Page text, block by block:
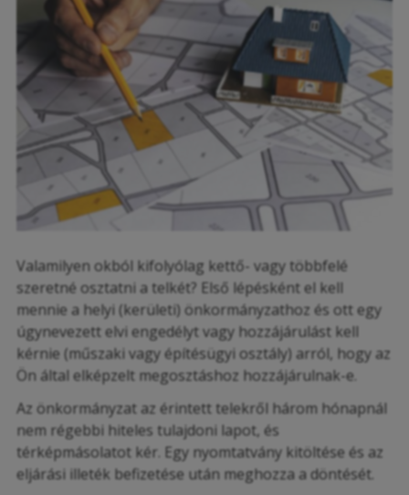
Valamilyen okból kifolyólag kettő- vagy többfelé
szeretné osztatni a telkét? Első lépésként el kell
mennie a helyi (kerületi) önkormányzathoz és ott egy
úgynevezett elvi engedélyt vagy hozzájárulást kell
kérnie (műszaki vagy építésügyi osztály) arról, hogy az
Ön által elképzelt megosztáshoz hozzájárulnak-e.
Az önkormányzat az érintett telekről három hónapnál
nem régebbi hiteles tulajdoni lapot, és
térképmásolatot kér. Egy nyomtatvány kitöltése és az
eljárási illeték befizetése után meghozza a döntését.